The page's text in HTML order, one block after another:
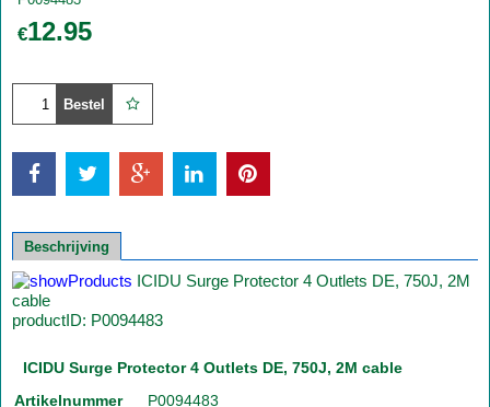
€12.95
Bestel
Beschrijving
ICIDU Surge Protector 4 Outlets DE, 750J, 2M
cable
productID: P0094483
ICIDU Surge Protector 4 Outlets DE, 750J, 2M cable
Artikelnummer
P0094483